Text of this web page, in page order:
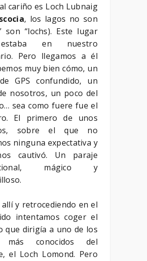
cariño es Loch Lubnaig
, los lagos no son
son “lochs). Este lugar
en nuestro
Pero llegamos a él
muy bien cómo, un
GPS confundido, un
nosotros, un poco del
sea como fuere fue el
El primero de unos
sobre el que no
ninguna expectativa y
cautivó. Un paraje
mágico y
allí y retrocediendo en el
intentamos coger el
que dirigía a uno de los
más conocidos del
el Loch Lomond. Pero